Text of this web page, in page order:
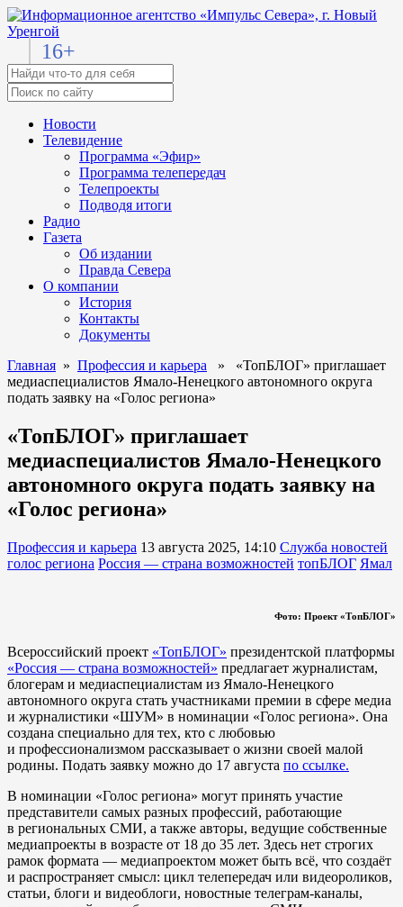
16+
Новости
Телевидение
Программа «Эфир»
Программа телепередач
Телепроекты
Подводя итоги
Радио
Газета
Об издании
Правда Севера
О компании
История
Контакты
Документы
Главная » Профессия и карьера » «ТопБЛОГ» приглашает
медиаспециалистов Ямало-Ненецкого автономного округа
подать заявку на «Голос региона»
«ТопБЛОГ» приглашает
медиаспециалистов Ямало-Ненецкого
автономного округа подать заявку на
«Голос региона»
Профессия и карьера 13 августа 2025, 14:10 Служба новостей
голос региона Россия — страна возможностей топБЛОГ Ямал
Фото: Проект «ТопБЛОГ»
Всероссийский проект «ТопБЛОГ» президентской платформы
«Россия — страна возможностей» предлагает журналистам,
блогерам и медиаспециалистам из Ямало-Ненецкого
автономного округа стать участниками премии в сфере медиа
и журналистики «ШУМ» в номинации «Голос региона». Она
создана специально для тех, кто с любовью
и профессионализмом рассказывает о жизни своей малой
родины. Подать заявку можно до 17 августа по ссылке.
В номинации «Голос региона» могут принять участие
представители самых разных профессий, работающие
в региональных СМИ, а также авторы, ведущие собственные
медиапроекты в возрасте от 18 до 35 лет. Здесь нет строгих
рамок формата — медиапроектом может быть всё, что создаёт
и распространяет смысл: цикл телепередач или видеороликов,
статьи, блоги и видеоблоги, новостные телеграм-каналы,